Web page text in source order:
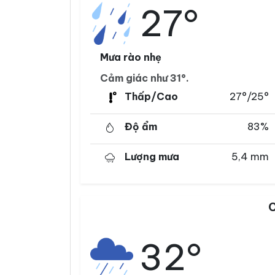
27°
Mưa rào nhẹ
Cảm giác như 31°.
Thấp/Cao
27°/25°
Độ ẩm 83%
Lượng mưa 5,4 mm
32°